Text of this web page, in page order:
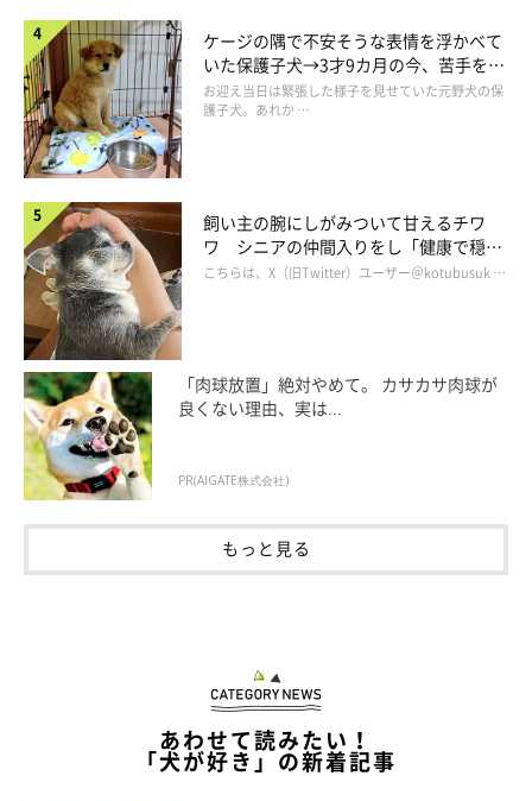
ケージの隅で不安そうな表情を浮かべて
いた保護子犬→3才9カ月の今、苦手を克
服し頼もしいコに成長！
お迎え当日は緊張した様子を見せていた元野犬の保
護子犬。あれか …
飼い主の腕にしがみついて甘えるチワ
ワ シニアの仲間入りをし「健康で穏や
かな暮らしが続いてほしい」と願う
こちらは、X（旧Twitter）ユーザー＠kotubusuk …
「肉球放置」絶対やめて。 カサカサ肉球が
良くない理由、実は...
PR(AIGATE株式会社)
もっと見る
あわせて読みたい！
「犬が好き」の新着記事